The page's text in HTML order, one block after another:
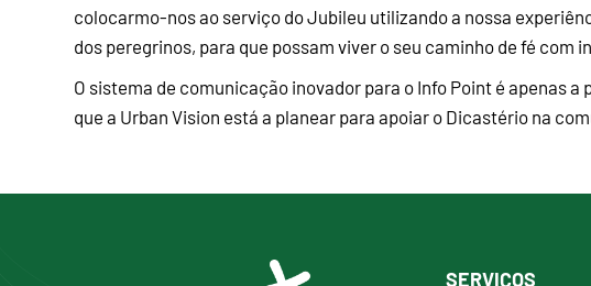
colocarmo-nos ao serviço do Jubileu utilizando a nossa
dos peregrinos, para que possam viver o seu caminho de fé com
O sistema de comunicação inovador para o Info Point é apenas
que a Urban Vision está a planear para apoiar o Dicastério na
SERVIÇOS